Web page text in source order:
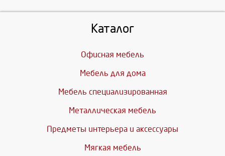
Каталог
Офисная мебель
Мебель для дома
Мебель специализированная
Металлическая мебель
Предметы интерьера и аксессуары
Мягкая мебель